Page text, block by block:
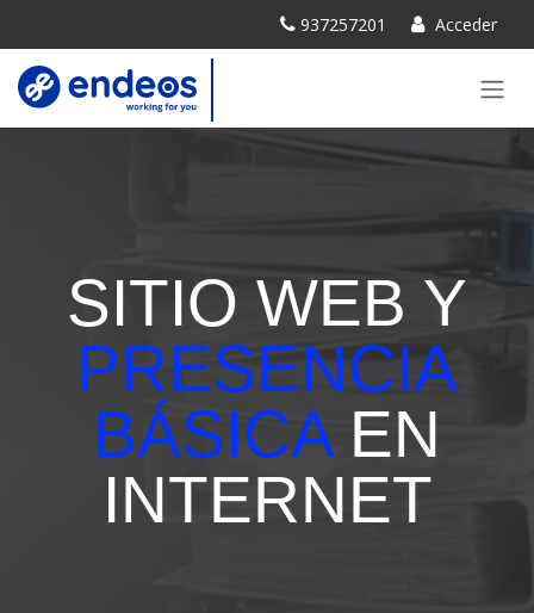
937257201 Acceder
SITIO WEB Y
PRESENCIA
BÁSICAEN
INTERNET